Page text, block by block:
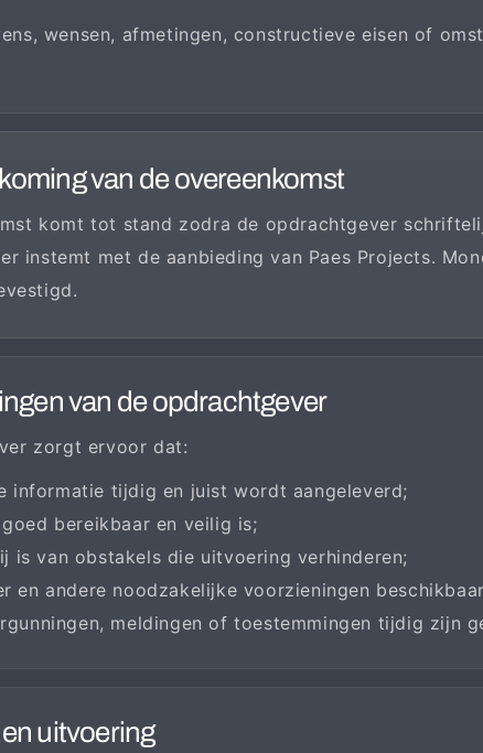
wensen, afmetingen, constructieve eisen of
van de overeenkomst
komt tot stand zodra de opdrachtgever
instemt met de aanbieding van Paes Projects.
van de opdrachtgever
zorgt ervoor dat:
informatie tijdig en juist wordt aangeleverd;
bereikbaar en veilig is;
is van obstakels die uitvoering verhinderen;
en andere noodzakelijke voorzieningen
meldingen of toestemmingen tijdig zijn
uitvoering